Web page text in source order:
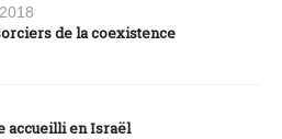
de la coexistence
accueilli en Israël